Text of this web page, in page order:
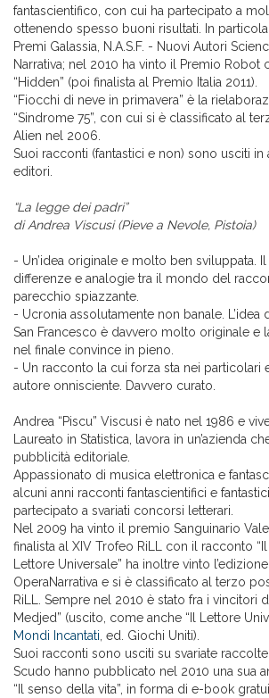
fantascientifico, con cui ha partecipato a
ottenendo spesso buoni risultati. In
Premi Galassia, N.A.S.F. - Nuovi Autori
Narrativa; nel 2010 ha vinto il Premio Robot
“Hidden” (poi finalista al Premio Italia 2011).
“Fiocchi di neve in primavera” è la
“Sindrome 75”, con cui si è classificato al
Alien nel 2006.
Suoi racconti (fantastici e non) sono usciti
editori.
“La legge dei padri”
di Andrea Viscusi (Pieve a Nevole, Pistoia)
- Un’idea originale e molto ben sviluppata. Il
differenze e analogie tra il mondo del
parecchio spiazzante.
- Ucronia assolutamente non banale. L’idea
San Francesco è davvero molto originale e
nel finale convince in pieno.
- Un racconto la cui forza sta nei particolari
autore onnisciente. Davvero curato.
Andrea “Piscu” Viscusi è nato nel 1986 e
Laureato in Statistica, lavora in un’azienda
pubblicità editoriale.
Appassionato di musica elettronica e
alcuni anni racconti fantascientifici e
partecipato a svariati concorsi letterari.
Nel 2009 ha vinto il premio Sanguinario
finalista al XIV Trofeo RiLL con il racconto “Il
Lettore Universale” ha inoltre vinto
OperaNarrativa e si è classificato al terzo
RiLL. Sempre nel 2010 è stato fra i vincitori
Medjed” (uscito, come anche “Il Lettore
Mondi Incantati , ed. Giochi Uniti).
Suoi racconti sono usciti su svariate
Scudo hanno pubblicato nel 2010 una sua
“Il senso della vita”, in forma di e-book